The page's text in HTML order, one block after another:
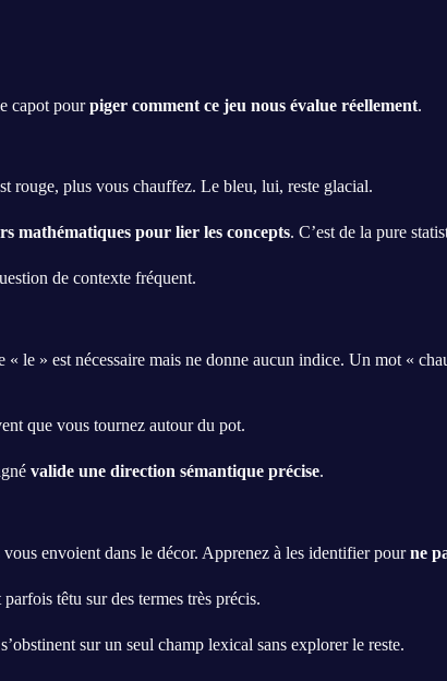
capot pourpiger comment ce jeu nous évalue réellement.
rouge, plus vous chauffez. Le bleu, lui, reste glacial.
mathématiques pour lier les concepts. C’est de la pure
de contexte fréquent.
le » est nécessaire mais ne donne aucun indice. Un mot «
que vous tournez autour du pot.
valide une direction sémantique précise.
envoient dans le décor. Apprenez à les identifier pourne
têtu sur des termes très précis.
sur un seul champ lexical sans explorer le reste.